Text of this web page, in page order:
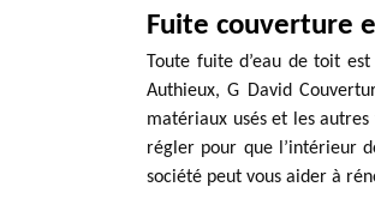
Fuite couverture
Toute fuite d’eau de toit
Authieux, G David
matériaux usés et les
régler pour que l’intérieur
société peut vous aider à